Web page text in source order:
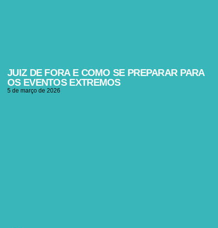
JUIZ DE FORA E COMO SE PREPARAR PARA
OS EVENTOS EXTREMOS
5 de março de 2026